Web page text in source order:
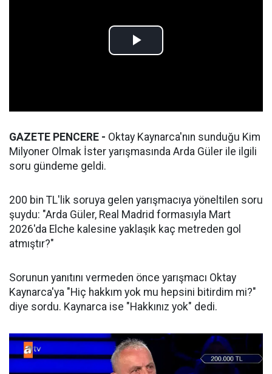
GAZETE PENCERE - Oktay Kaynarca'nın sunduğu Kim
Milyoner Olmak İster yarışmasında Arda Güler ile ilgili
soru gündeme geldi.
200 bin TL'lik soruya gelen yarışmacıya yöneltilen soru
şuydu: "Arda Güler, Real Madrid formasıyla Mart
2026'da Elche kalesine yaklaşık kaç metreden gol
atmıştır?"
Sorunun yanıtını vermeden önce yarışmacı Oktay
Kaynarca'ya "Hiç hakkım yok mu hepsini bitirdim mi?"
diye sordu. Kaynarca ise "Hakkınız yok" dedi.